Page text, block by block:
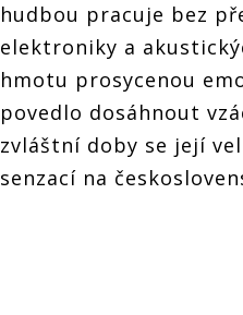
hudbou pracuje bez
elektroniky a
hmotu prosycenou
povedlo dosáhnout
zvláštní doby se její
senzací na